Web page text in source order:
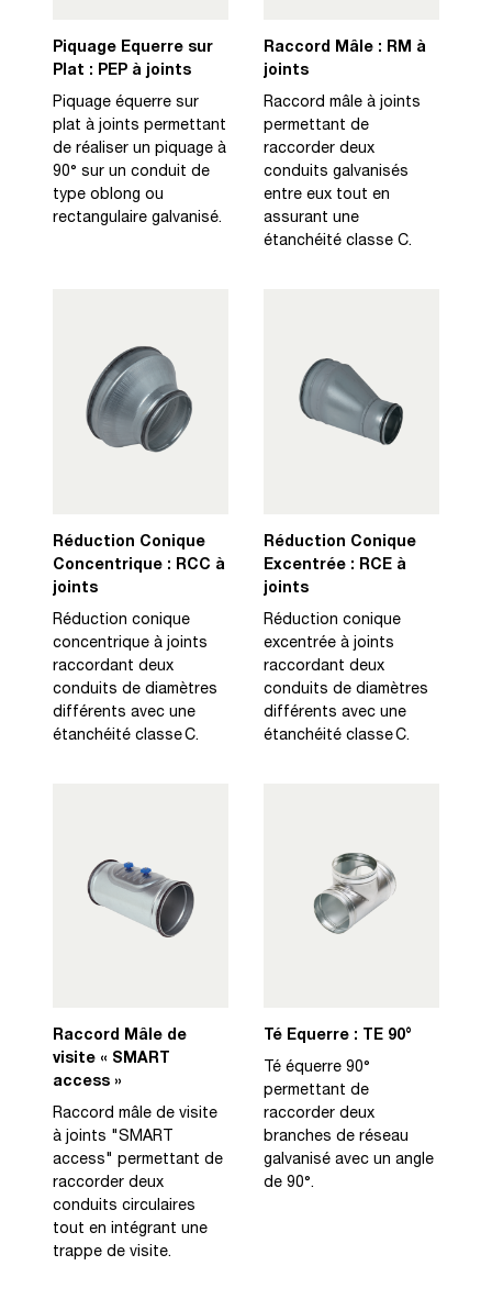
Piquage Equerre sur
Plat : PEP à joints
Piquage équerre sur
plat à joints permettant
de réaliser un piquage à
90° sur un conduit de
type oblong ou
rectangulaire galvanisé.
Raccord Mâle : RM à
joints
Raccord mâle à joints
permettant de
raccorder deux
conduits galvanisés
entre eux tout en
assurant une
étanchéité classe C.
Réduction Conique
Concentrique : RCC à
joints
Réduction conique
concentrique à joints
raccordant deux
conduits de diamètres
différents avec une
étanchéité classe C.
Réduction Conique
Excentrée : RCE à
joints
Réduction conique
excentrée à joints
raccordant deux
conduits de diamètres
différents avec une
étanchéité classe C.
Raccord Mâle de
visite « SMART
access »
Raccord mâle de visite
à joints "SMART
access" permettant de
raccorder deux
conduits circulaires
tout en intégrant une
trappe de visite.
Té Equerre : TE 90°
Té équerre 90°
permettant de
raccorder deux
branches de réseau
galvanisé avec un angle
de 90°.